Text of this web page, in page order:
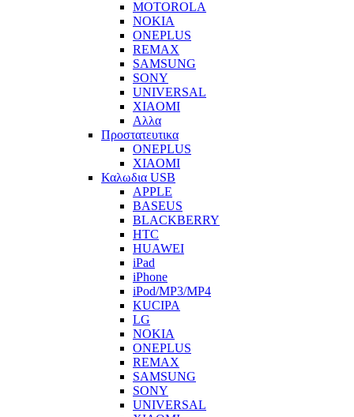
MOTOROLA
NOKIA
ONEPLUS
REMAX
SAMSUNG
SONY
UNIVERSAL
XIAOMI
Αλλα
Προστατευτικα
ONEPLUS
XIAOMI
Καλωδια USB
APPLE
BASEUS
BLACKBERRY
HTC
HUAWEI
iPad
iPhone
iPod/MP3/MP4
KUCIPA
LG
NOKIA
ONEPLUS
REMAX
SAMSUNG
SONY
UNIVERSAL